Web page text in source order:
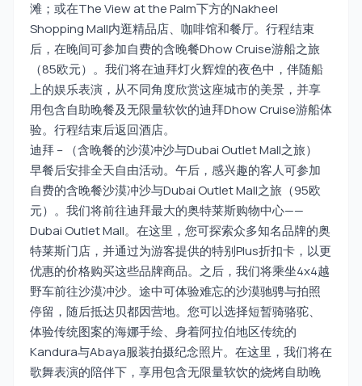
滩；或在The View at the Palm下方的Nakheel
Shopping Mall内逛精品店、咖啡馆和餐厅。行程结束
后，在晚间可参加自费的含晚餐Dhow Cruise游船之旅
（85欧元）。我们将在迪拜灯火辉煌的夜色中，伴随船
上的娱乐表演，从不同角度欣赏这座城市的美景，并享
用包含自助晚餐及无限量软饮的迪拜Dhow Cruise游船体
验。行程结束后返回酒店。
迪拜 – （含晚餐的沙漠冲沙与Dubai Outlet Mall之旅）
早餐后安排全天自由活动。午后，感兴趣的客人可参加
自费的含晚餐沙漠冲沙与Dubai Outlet Mall之旅（95欧
元）。我们将前往迪拜最大的奥特莱斯购物中心——
Dubai Outlet Mall。在这里，您可探索众多知名品牌的奥
特莱斯门店，并通过为游客提供的特别Plus折扣卡，以更
优惠的价格购买这些品牌商品。之后，我们将乘坐4x4越
野车前往沙漠冲沙。途中可体验难忘的沙漠驰骋与拍照
停留，随后抵达贝都因营地。您可以选择短暂骑骆驼、
体验传统图案的海娜手绘、身着阿拉伯地区传统的
Kandura与Abaya服装拍摄纪念照片。在这里，我们将在
歌舞表演的陪伴下，享用包含无限量软饮的烧烤自助晚